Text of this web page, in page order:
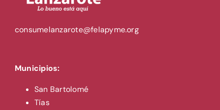
consumelanzarote@felapyme.org
Municipios:
San Bartolomé
Tías